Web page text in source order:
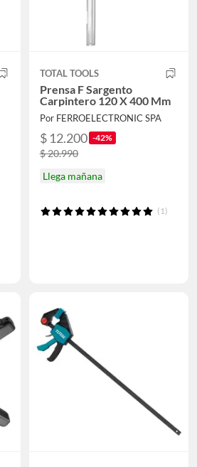
TOTAL TOOLS
Prensa F Sargento
Carpintero 120 X 400 Mm
Por FERROELECTRONIC SPA
$ 12.200 -42%
$ 20.990
Llega mañana
(1)